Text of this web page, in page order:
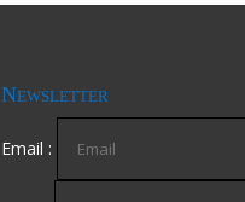
Newsletter
Email :